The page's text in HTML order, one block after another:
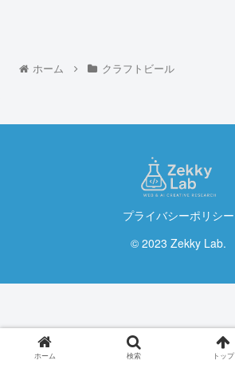
ホーム クラフトビール
プライバシーポリシー
© 2023 Zekky Lab.
ホーム 検索 トップ